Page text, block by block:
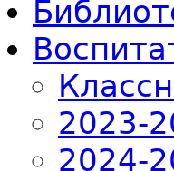
2023-
2024-